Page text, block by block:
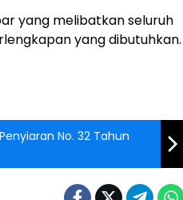
yang melibatkan seluruh
yang dibutuhkan.
No. 32 Tahun